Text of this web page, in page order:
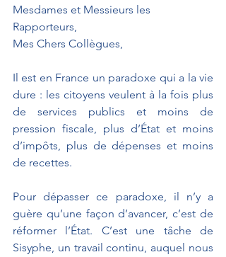
Mesdames et Messieurs les
Rapporteurs,
Mes Chers Collègues,
Il est en France un paradoxe qui a la vie
dure : les citoyens veulent à la fois plus
de services publics et moins de
pression fiscale, plus d’État et moins
d’impôts, plus de dépenses et moins
de recettes.
Pour dépasser ce paradoxe, il n’y a
guère qu’une façon d’avancer, c’est de
réformer l’État. C’est une tâche de
Sisyphe, un travail continu, auquel nous